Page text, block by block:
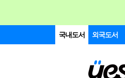
국내도서 외국도서